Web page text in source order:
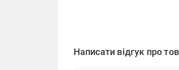
Написати відгук про